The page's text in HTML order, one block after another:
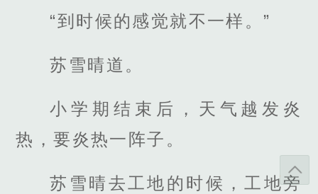
“到时候的感觉就不一样。”
苏雪晴道。
小学期结束后，天气越发炎
热，要炎热一阵子。
苏雪晴去工地的时候，工地旁